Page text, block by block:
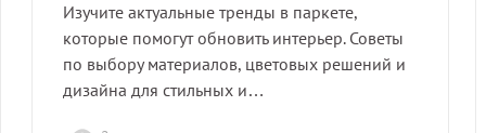
Изучите актуальные тренды в паркете,
которые помогут обновить интерьер. Советы
по выбору материалов, цветовых решений и
дизайна для стильных и…